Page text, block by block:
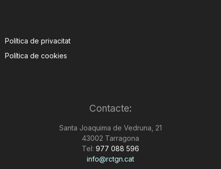
Política de privacitat
Política de cookies
Contacte:
Santa Joaquima de Vedruna, 21
43002 Tarragona
Tel: 977 088 596
info@rctgn.cat